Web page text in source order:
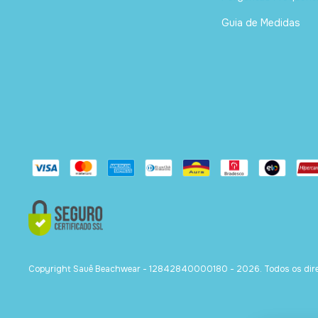
Guia de Medidas
Copyright Sauê Beachwear - 12842840000180 - 2026. Todos os